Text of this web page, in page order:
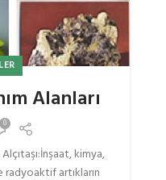
Alanları
0
Alçıtaşı:İnşaat, kimya,
artıkların